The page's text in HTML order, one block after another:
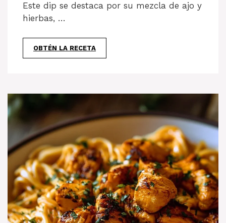
Este dip se destaca por su mezcla de ajo y
hierbas, …
OBTÉN LA RECETA